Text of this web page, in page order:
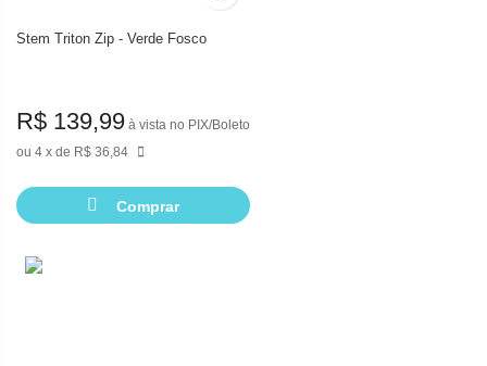
Stem Triton Zip - Verde Fosco
4 de R$ 36,84
R$ 139,99 à vista no PIX/Boleto
Comprar